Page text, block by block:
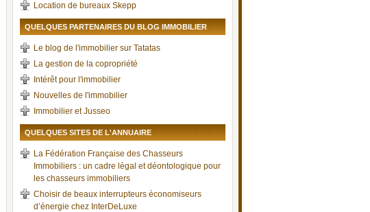
Location de bureaux Skepp
QUELQUES PARTENAIRES DU BLOG IMMOBILIER
Le blog de l'immobilier sur Tatatas
La gestion de la copropriété
Intérêt pour l'immobilier
Nouvelles de l'immobilier
Immobilier et Jusseo
QUELQUES SITES DE L'ANNUAIRE
La Fédération Française des Chasseurs
Immobiliers : un cadre légal et déontologique pour
les chasseurs immobiliers
Choisir de beaux interrupteurs économiseurs
d’énergie chez InterDeLuxe